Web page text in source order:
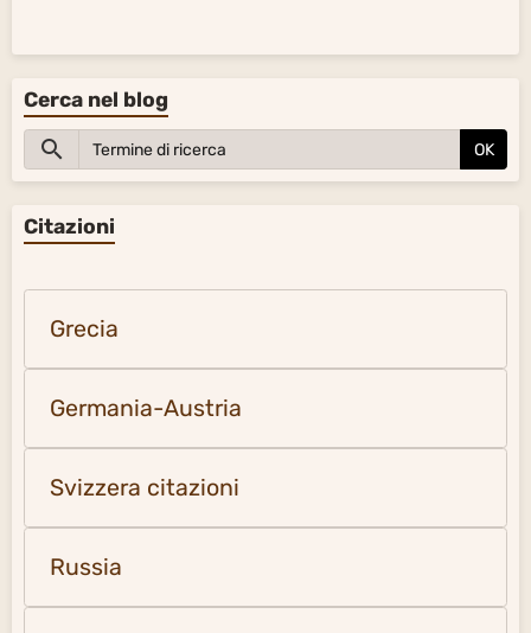
Cerca nel blog
OK
Citazioni
Grecia
Germania-Austria
Svizzera citazioni
Russia